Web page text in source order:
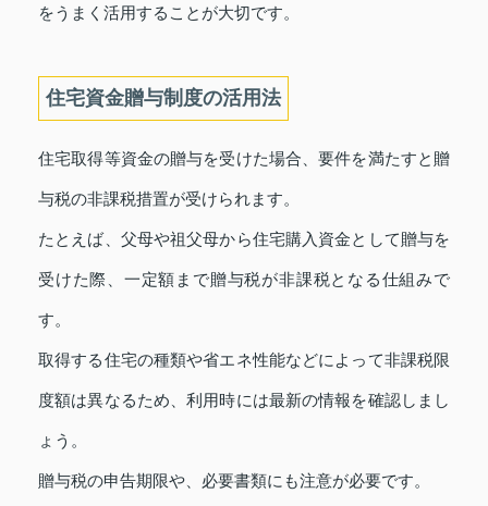
をうまく活用することが大切です。
住宅資金贈与制度の活用法
住宅取得等資金の贈与を受けた場合、要件を満たすと贈
与税の非課税措置が受けられます。
たとえば、父母や祖父母から住宅購入資金として贈与を
受けた際、一定額まで贈与税が非課税となる仕組みで
す。
取得する住宅の種類や省エネ性能などによって非課税限
度額は異なるため、利用時には最新の情報を確認しまし
ょう。
贈与税の申告期限や、必要書類にも注意が必要です。